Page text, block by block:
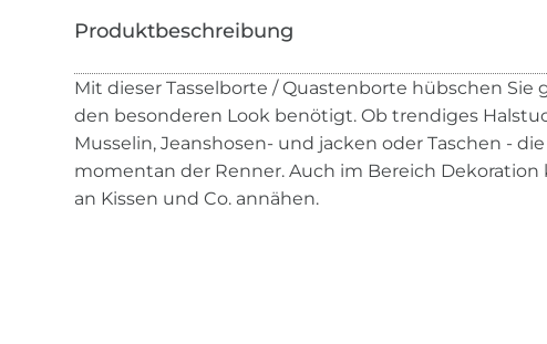
Mit dieser Tasselborte / Quastenborte hübschen Sie
den besonderen Look benötigt. Ob trendiges
Musselin, Jeanshosen- und jacken oder Taschen - die
momentan der Renner. Auch im Bereich Dekoration
an Kissen und Co. annähen.